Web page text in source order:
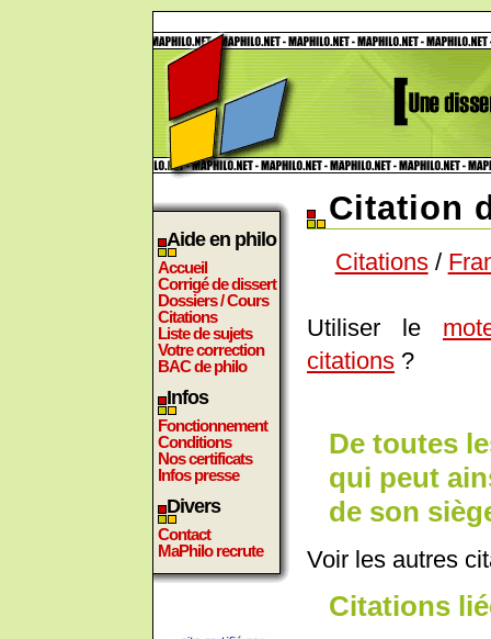
Aide en philo
Accueil
Corrigé de dissert
Dossiers / Cours
Citations
Liste de sujets
Votre correction
BAC de philo
Infos
Fonctionnement
Conditions
Nos certificats
Infos presse
Divers
Contact
MaPhilo recrute
Citation
Citations/
Utiliser le
citations ?
De toutes
qui peut
de son
Voir les autres
Citations